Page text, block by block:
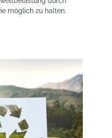
möglich zu halten.